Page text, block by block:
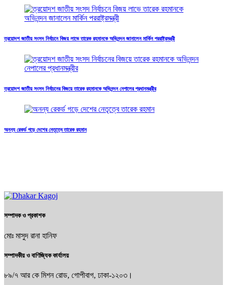
ত্রয়োদশ জাতীয় সংসদ নির্বাচনে বিজয় লাভে তারেক রহমানকে অভিনন্দন জানালেন মার্কিন পররাষ্ট্রমন্ত্রী
ত্রয়োদশ জাতীয় সংসদ নির্বাচনের বিজয়ে তারেক রহমানকে অভিনন্দন নেপালের প্রধানমন্ত্রীর
অনন্য রেকর্ড গড়ে দেশের নেতৃত্বে তারেক রহমান
সম্পাদক ও প্রকাশক
মোঃ মাসুদ রানা হানিফ
সম্পাদকীয় ও বাণিজ্যিক কার্যালয়
৮৯/৭ আর কে মিশন রোড, গোপীবাগ, ঢাকা-১২০৩।